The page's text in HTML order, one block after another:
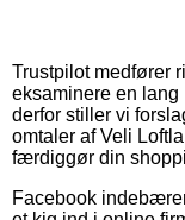
Trustpilot medfører
eksaminere en
derfor stiller vi
omtaler af Veli
færdiggør din
Facebook